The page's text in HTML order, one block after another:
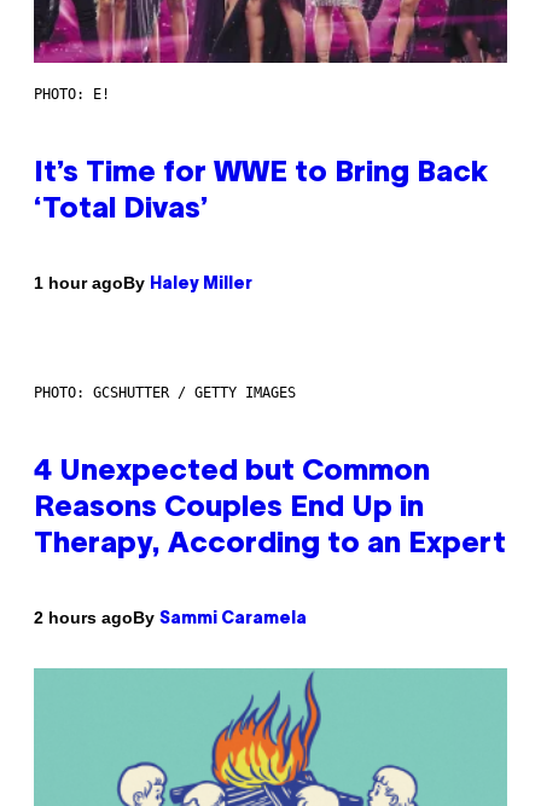
PHOTO: E!
It’s Time for WWE to Bring Back
‘Total Divas’
1 hour agoBy Haley Miller
PHOTO: GCSHUTTER / GETTY IMAGES
4 Unexpected but Common
Reasons Couples End Up in
Therapy, According to an Expert
2 hours agoBy Sammi Caramela